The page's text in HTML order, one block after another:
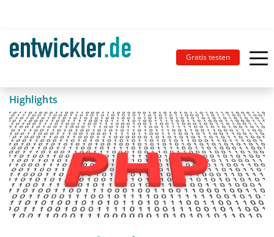
Gratis testen
Highlights